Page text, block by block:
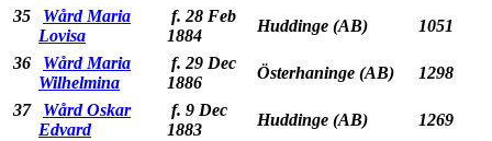
35
Wård Maria
Lovisa
f. 28 Feb
1884
Huddinge (AB)
1051
36
Wård Maria
Wilhelmina
f. 29 Dec
1886
Österhaninge (AB)
1298
37
Wård Oskar
Edvard
f. 9 Dec
1883
Huddinge (AB)
1269